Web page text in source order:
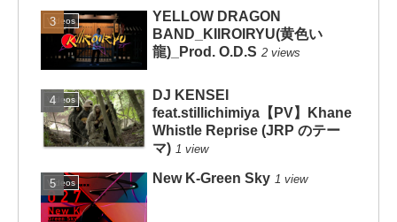
Videos
YELLOW DRAGON
BAND_KIIROIRYU(黄色い
龍)_Prod. O.D.S 2 views
Videos
DJ KENSEI
feat.stillichimiya【PV】Khane
Whistle Reprise (JRP のテー
マ) 1 view
Videos New K-Green Sky 1 view